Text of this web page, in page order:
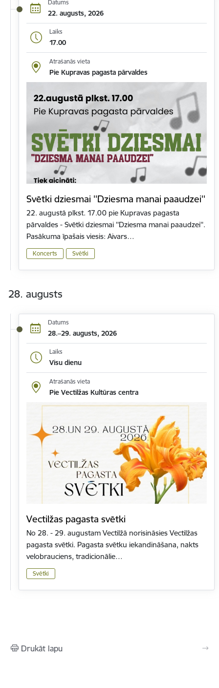
Datums
22. augusts, 2026
Laiks
17.00
Atrašanās vieta
Pie Kupravas pagasta pārvaldes
Svētki dziesmai ''Dziesma manai paaudzei''
22. augustā plkst. 17.00 pie Kupravas pagasta
pārvaldes - Svētki dziesmai ''Dziesma manai paaudzei''.
Pasākuma īpašais viesis: Aivars…
Koncerts Svētki
28. augusts
Datums
28.–29. augusts, 2026
Laiks
Visu dienu
Atrašanās vieta
Pie Vectilžas Kultūras centra
Vectilžas pagasta svētki
No 28. - 29. augustam Vectilžā norisināsies Vectilžas
pagasta svētki. Pagasta svētku iekandināšana, nakts
velobrauciens, tradicionālie…
Svētki
Drukāt lapu